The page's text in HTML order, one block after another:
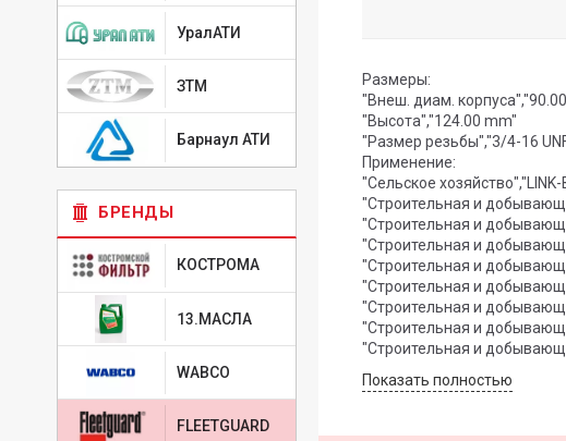
УралАТИ
ЗТМ
Барнаул АТИ
БРЕНДЫ
КОСТРОМА
13.МАСЛА
WABCO
FLEETGUARD
Размеры:
"Внеш. диам.
"Высота","124.00 mm"
"Размер резьбы","3/4-16
Применение:
"Сельское хозяйство","LINK-
"Строительная и
"Строительная и
"Строительная и
"Строительная и
"Строительная и
"Строительная и
"Строительная и
"Строительная и
"Строительная и
Показать полностью